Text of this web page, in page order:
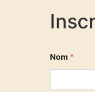
Nom *